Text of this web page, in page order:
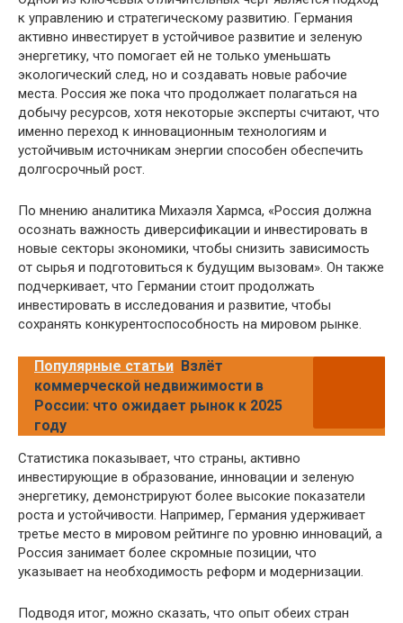
к управлению и стратегическому развитию. Германия
активно инвестирует в устойчивое развитие и зеленую
энергетику, что помогает ей не только уменьшать
экологический след, но и создавать новые рабочие
места. Россия же пока что продолжает полагаться на
добычу ресурсов, хотя некоторые эксперты считают, что
именно переход к инновационным технологиям и
устойчивым источникам энергии способен обеспечить
долгосрочный рост.
По мнению аналитика Михаэля Хармса, «Россия должна
осознать важность диверсификации и инвестировать в
новые секторы экономики, чтобы снизить зависимость
от сырья и подготовиться к будущим вызовам». Он также
подчеркивает, что Германии стоит продолжать
инвестировать в исследования и развитие, чтобы
сохранять конкурентоспособность на мировом рынке.
Популярные статьи Взлёт
коммерческой недвижимости в
России: что ожидает рынок к 2025
году
Статистика показывает, что страны, активно
инвестирующие в образование, инновации и зеленую
энергетику, демонстрируют более высокие показатели
роста и устойчивости. Например, Германия удерживает
третье место в мировом рейтинге по уровню инноваций, а
Россия занимает более скромные позиции, что
указывает на необходимость реформ и модернизации.
Подводя итог, можно сказать, что опыт обеих стран